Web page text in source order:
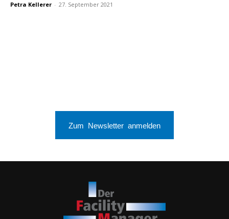
Petra Kellerer - 27. September 2021
Zum Newsletter anmelden